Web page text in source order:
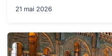
21 mai 2026